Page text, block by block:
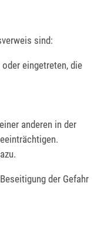
sind:
eingetreten, die
anderen in der
der Gefahr